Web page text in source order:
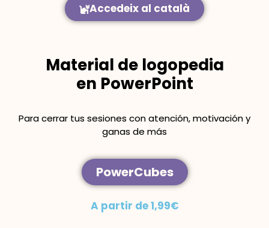
Accedeix al català
Material de logopedia
en PowerPoint
Para cerrar tus sesiones con atención, motivación y
ganas de más
PowerCubes
A partir de 1,99€